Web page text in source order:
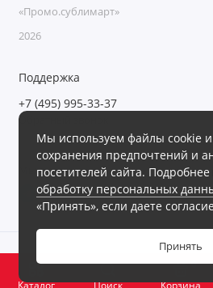
Каталог Поиск Корзина
0
Мы используем файлы cookie и
сохранения предпочтений и
посетителей сайта. Подробнее
обработку персональных
«Принять», если даете
Принять
«Промо.сублимарт»
2026
Поддержка
+7 (495) 995-33-37
Обратный звонок
Пн-Пт с 09:00 до 18:00, Сб-Вс выходные
Мы в сети